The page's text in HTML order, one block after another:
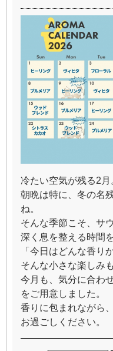
冷たい空気が残る2月
朝晩は特に、冬の名
ね。
そんな季節こそ、サ
深く息を整える時間を
「今日はどんな香り
そんな小さな楽しみ
今月も、気分に合わ
をご用意しました。
香りに包まれながら
お過ごしください。